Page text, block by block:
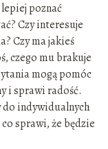
poznać
Czy interesuje
Czy ma jakieś
czego mu brakuje
mogą pomóc
i sprawi radość.
do indywidualnych
sprawi, że będzie